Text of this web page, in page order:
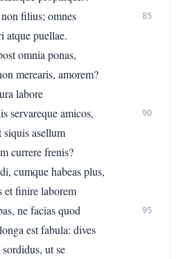
filius; omnes
85
atque puellae.
omnia ponas,
merearis, amorem?
labore
servareque amicos,
90
asellum
currere frenis?
cumque habeas plus,
et finire laborem
ne facias quod
95
est fabula: dives
ut se